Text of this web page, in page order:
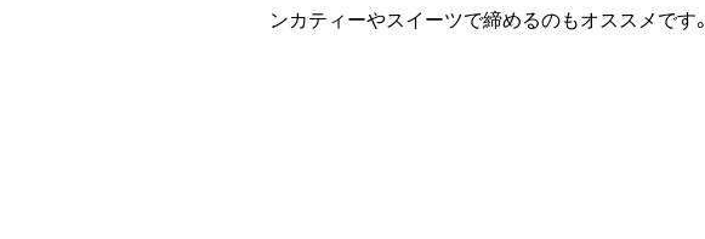
ンカティーやスイーツで締めるのもオススメです。